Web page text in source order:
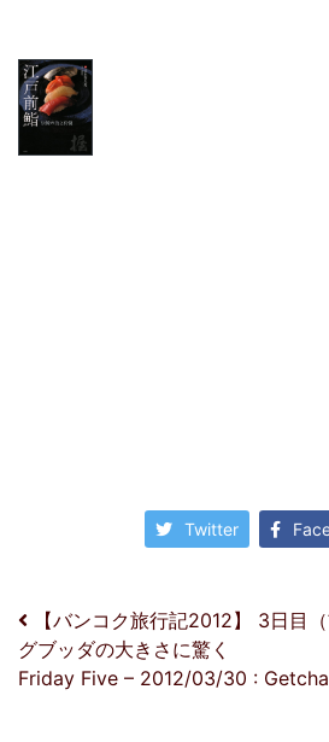
Twitter
投稿ナビゲーシ
【バンコク旅行記2012】 3日目
グブッダの大きさに驚く
Friday Five – 2012/03/30 :